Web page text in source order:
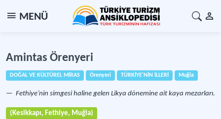
MENÜ
Amintas Örenyeri
DOĞAL VE KÜLTÜREL MİRAS Örenyeri TÜRKİYE'NİN İLLERİ Muğla
Fethiye’nin simgesi haline gelen Likya dönemine ait kaya mezarları.
(Kesikkapı, Fethiye, Muğla)